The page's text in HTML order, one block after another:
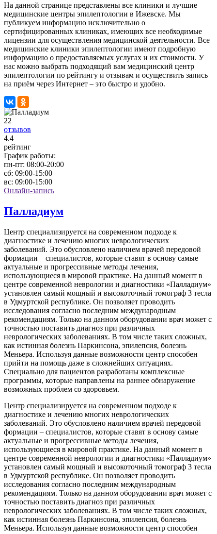
На данной странице представлены все клиники и лучшие
медицинские центры эпилептологии в Ижевске. Мы
публикуем информацию исключительно о
сертифицированных клиниках, имеющих все необходимые
лицензии для осуществления медицинской деятельности. Все
медицинские клиники эпилептологии имеют подробную
информацию о предоставляемых услугах и их стоимости. У
нас можно выбрать подходящий вам медицинский центр
эпилептологии по рейтингу и отзывам и осуществить запись
на приём через Интернет – это быстро и удобно.
22
отзывов
4.4
рейтинг
График работы:
пн-пт: 08:00-20:00
сб: 09:00-15:00
вс: 09:00-15:00
Онлайн-запись
Палладиум
Центр специализируется на современном подходе к
диагностике и лечению многих неврологических
заболеваний. Это обусловлено наличием врачей передовой
формации – специалистов, которые ставят в основу самые
актуальные и прогрессивные методы лечения,
использующиеся в мировой практике. На данный момент в
центре современной неврологии и диагностики «Палладиум»
установлен самый мощный и высокоточный томограф 3 тесла
в Удмуртской республике. Он позволяет проводить
исследования согласно последним международным
рекомендациям. Только на данном оборудовании врач может с
точностью поставить диагноз при различных
неврологических заболеваниях. В том числе таких сложных,
как истинная болезнь Паркинсона, эпилепсия, болезнь
Меньера. Используя данные возможности центр способен
прийти на помощь даже в сложнейших ситуациях.
Специально для пациентов разработаны комплексные
программы, которые направлены на раннее обнаружение
возможных проблем со здоровьем.
Центр специализируется на современном подходе к
диагностике и лечению многих неврологических
заболеваний. Это обусловлено наличием врачей передовой
формации – специалистов, которые ставят в основу самые
актуальные и прогрессивные методы лечения,
использующиеся в мировой практике. На данный момент в
центре современной неврологии и диагностики «Палладиум»
установлен самый мощный и высокоточный томограф 3 тесла
в Удмуртской республике. Он позволяет проводить
исследования согласно последним международным
рекомендациям. Только на данном оборудовании врач может с
точностью поставить диагноз при различных
неврологических заболеваниях. В том числе таких сложных,
как истинная болезнь Паркинсона, эпилепсия, болезнь
Меньера. Используя данные возможности центр способен